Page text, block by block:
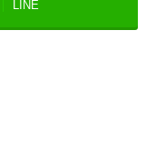
LINE